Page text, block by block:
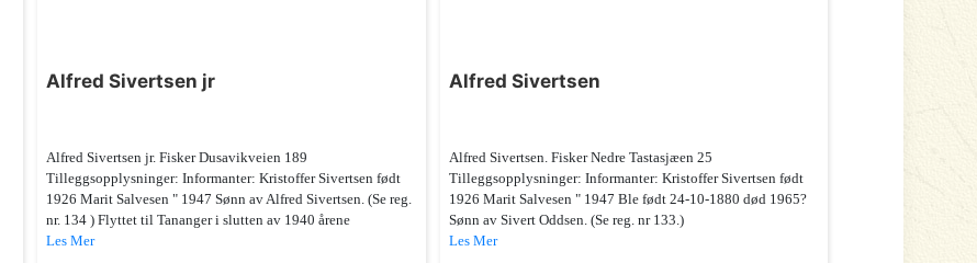
Alfred Sivertsen jr
Alfred Sivertsen jr. Fisker Dusavikveien 189
Tilleggsopplysninger: Informanter: Kristoffer Sivertsen født
1926 Marit Salvesen " 1947 Sønn av Alfred Sivertsen. (Se reg.
nr. 134 ) Flyttet til Tananger i slutten av 1940 årene
Les Mer
Alfred Sivertsen
Alfred Sivertsen. Fisker Nedre Tastasjæen 25
Tilleggsopplysninger: Informanter: Kristoffer Sivertsen født
1926 Marit Salvesen " 1947 Ble født 24-10-1880 død 1965?
Sønn av Sivert Oddsen. (Se reg. nr 133.)
Les Mer